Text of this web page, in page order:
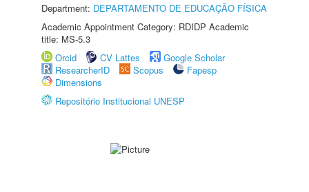
Department: DEPARTAMENTO DE EDUCAÇÃO FÍSICA
Academic Appointment Category: RDIDP Academic
title: MS-5.3
Orcid
CV Lattes
Google Scholar
ResearcherID
Scopus
Fapesp
Dimensions
Repositório Institucional UNESP